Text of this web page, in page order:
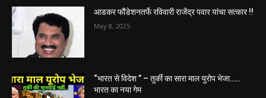
आडकर फौंडेशनतर्फे रविवारी राजेंद्र पवार यांचा सत्कार !!
May 8, 2025
“भारत से विदेश ” – तुर्की का सारा माल युरोप भेजा…..
भारत का नया गेम